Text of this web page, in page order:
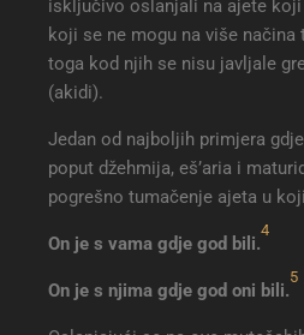
isključivo oslanjali na ajete
koji se ne mogu na više
toga kod njih se nisu javljale
(akidi).
Jedan od najboljih primjera
poput džehmija, eš’aria i
pogrešno tumačenje ajeta u
On je s vama gdje god bili.
4
On je s njima gdje god oni bili.
5